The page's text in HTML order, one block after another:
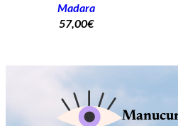
Madara
57,00€